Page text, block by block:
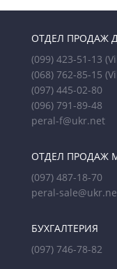
ОТДЕЛ ПРОДАЖ
(099) 423-51-13
(068) 762-85-15
(097) 445-02-80
(096) 791-89-48
peral-f@ukr.net
ОТДЕЛ ПРОДАЖ
(097) 487-18-70
peral-
БУХГАЛТЕРИЯ
(097) 746-78-82